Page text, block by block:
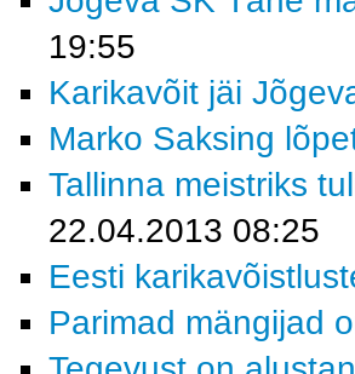
19:55
Karikavõit jäi
Marko Saksing
Tallinna meistriks
22.04.2013 08:25
Eesti
Parimad mängijad